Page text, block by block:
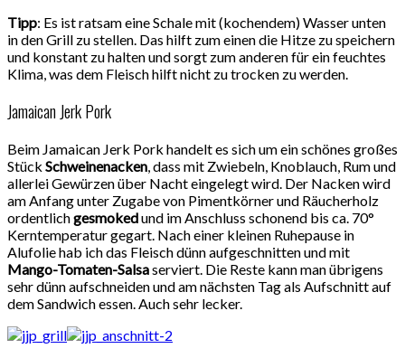
Tipp: Es ist ratsam eine Schale mit (kochendem) Wasser unten
in den Grill zu stellen. Das hilft zum einen die Hitze zu speichern
und konstant zu halten und sorgt zum anderen für ein feuchtes
Klima, was dem Fleisch hilft nicht zu trocken zu werden.
Jamaican Jerk Pork
Beim Jamaican Jerk Pork handelt es sich um ein schönes großes
Stück Schweinenacken, dass mit Zwiebeln, Knoblauch, Rum und
allerlei Gewürzen über Nacht eingelegt wird. Der Nacken wird
am Anfang unter Zugabe von Pimentkörner und Räucherholz
ordentlichgesmokedund im Anschluss schonend bis ca. 70°
Kerntemperatur gegart. Nach einer kleinen Ruhepause in
Alufolie hab ich das Fleisch dünn aufgeschnitten und mit
Mango-Tomaten-Salsaserviert. Die Reste kann man übrigens
sehr dünn aufschneiden und am nächsten Tag als Aufschnitt auf
dem Sandwich essen. Auch sehr lecker.